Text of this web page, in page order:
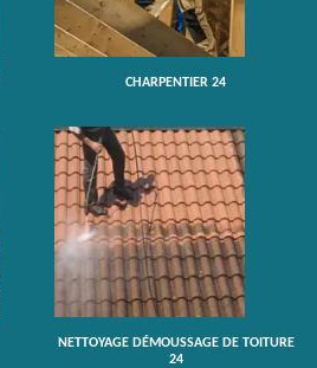
CHARPENTIER 24
NETTOYAGE DÉMOUSSAGE DE TOITURE
24